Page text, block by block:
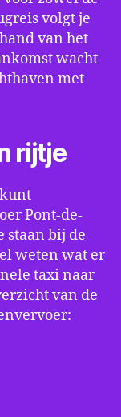
volgt je
van het
wacht
met
rijtje
Pont-de-
staan bij de
weten wat er
taxi naar
van de